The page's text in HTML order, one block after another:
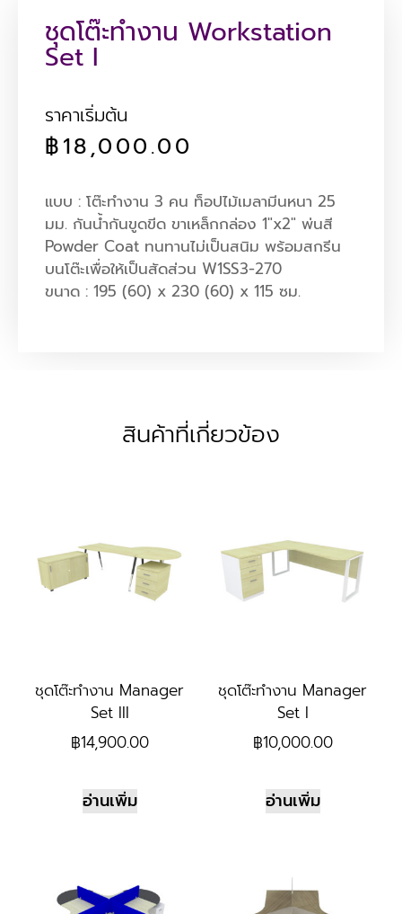
ชุดโต๊ะทำงาน Workstation
Set I
ราคาเริ่มต้น
฿18,000.00
แบบ : โต๊ะทำงาน 3 คน ท็อปไม้เมลามีนหนา 25
มม. กันน้ำกันขูดขีด ขาเหล็กกล่อง 1″x2″ พ่นสี
Powder Coat ทนทานไม่เป็นสนิม พร้อมสกรีน
บนโต๊ะเพื่อให้เป็นสัดส่วน W1SS3-270
ขนาด : 195 (60) x 230 (60) x 115 ซม.
สินค้าที่เกี่ยวข้อง
ชุดโต๊ะทำงาน Manager
Set III
฿14,900.00
อ่านเพิ่ม
ชุดโต๊ะทำงาน Manager
Set I
฿10,000.00
อ่านเพิ่ม